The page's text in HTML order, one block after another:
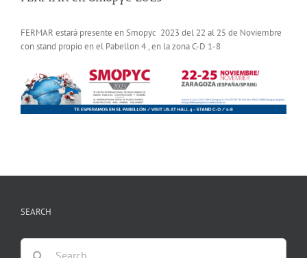
FERMAR estará presente en Smopyc 2023 del 22 al 25 de Noviembre
con stand propio en el Pabellon 4 , en la zona C-D 1-8
SEARCH
Search